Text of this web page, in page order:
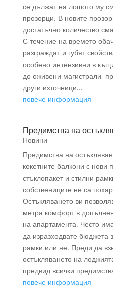
се дължат на лошото му
прозорци. В новите
достатъчно количество
С течение на времето
разграждат и губят
особено интензивни в
до оживени магистрали,
други източници...
повече информация
Предимства на
Новини
Предимства на
кокетните балкони с нови
стъклопакет и стилни
собствениците не са
Остъкляването ви
метра комфорт в
на апартамента. Често
да изразходвате бюджета
рамки или не. Преди да
остъкляването на
предвид всички
повече информация